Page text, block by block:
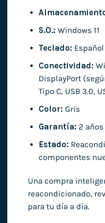
S.O.: Windows 11
Teclado: Español
Conectividad:
DisplayPort
Tipo C, USB 3.0,
Color: Gris
Garantía: 2 años
Estado:
componentes
Una compra
reacondicionado,
para tu día a día.